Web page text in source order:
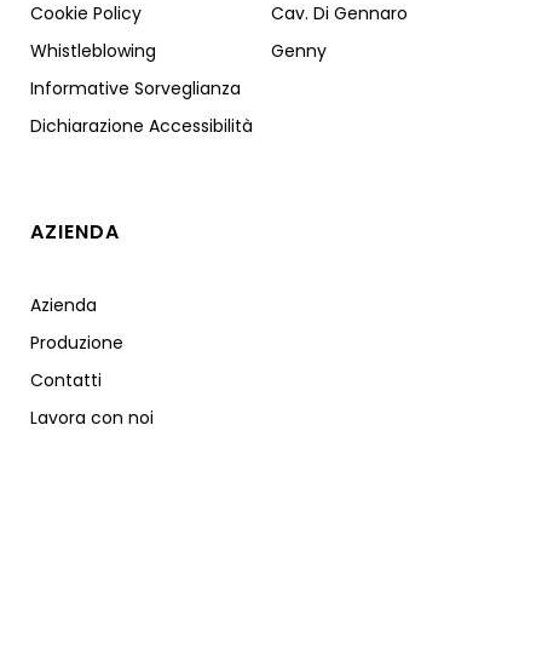
AZIENDA
Azienda
Produzione
Contatti
Lavora con noi
Cav. Di Gennaro
Genny
Cookie Policy
Whistleblowing
Informative Sorveglianza
Dichiarazione Accessibilità